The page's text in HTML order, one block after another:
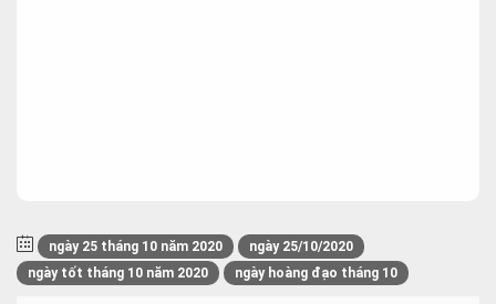
ngày 25 tháng 10 năm 2020
ngày 25/10/2020
ngày tốt tháng 10 năm 2020
ngày hoàng đạo tháng 10